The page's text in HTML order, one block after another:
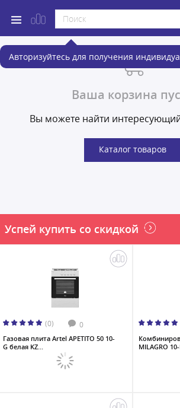
Авторизуйтесь для получения
Ваша корзина
Вы можете найти
Каталог товаров
Успей купить со скидкой
(0) 0
Газовая плита Artel APETITO 50 10-
G белая KZ...
MILAGRO